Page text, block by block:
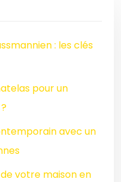
: les clés
pour un
avec un
votre maison en